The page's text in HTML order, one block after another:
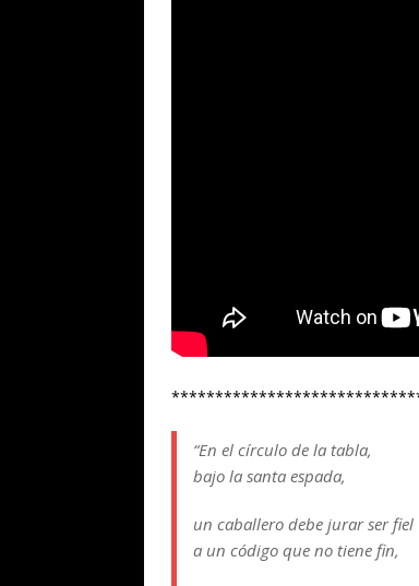
“En el círculo de la tabla,
bajo la santa espada,
un caballero debe jurar ser fiel
a un código que no tiene fin,